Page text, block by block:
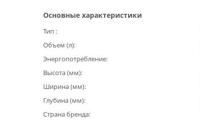
Основные характеристики
Тип
Объем (л)
Энергопотребление
Высота (мм)
Ширина (мм)
Глубина (мм)
Страна бренда